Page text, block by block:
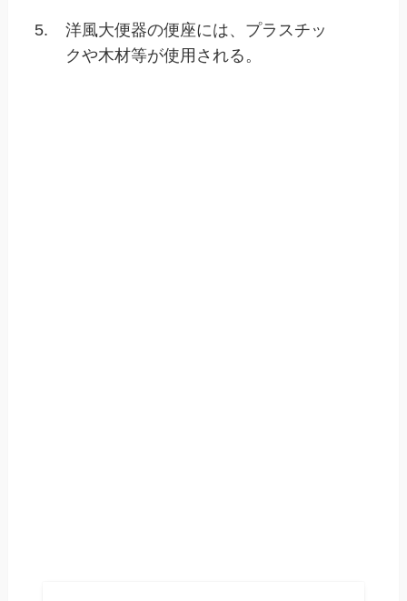
5.
洋風大便器の便座には、プラスチッ
クや木材等が使用される。